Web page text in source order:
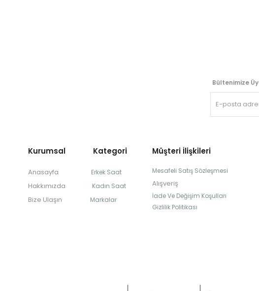
Bültenimize
Kurumsal Kategori
Anasayfa Erkek Saat
Hakkımızda Kadın Saat
Bize Ulaşın Markalar
Müşteri İlişkileri
Mesafeli Satış Sözleşmesi
Alışveriş
İade Ve Değişim Koşulları
Gizlilik Politikası